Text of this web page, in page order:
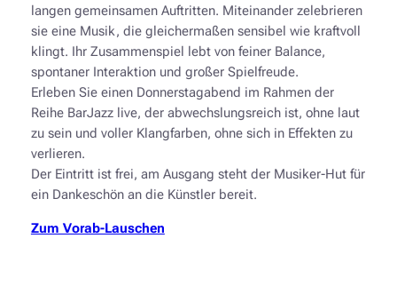
langen gemeinsamen Auftritten. Miteinander zelebrieren
sie eine Musik, die gleichermaßen sensibel wie kraftvoll
klingt. Ihr Zusammenspiel lebt von feiner Balance,
spontaner Interaktion und großer Spielfreude.
Erleben Sie einen Donnerstagabend im Rahmen der
Reihe BarJazz live, der abwechslungsreich ist, ohne laut
zu sein und voller Klangfarben, ohne sich in Effekten zu
verlieren.
Der Eintritt ist frei, am Ausgang steht der Musiker-Hut für
ein Dankeschön an die Künstler bereit.
Zum Vorab-Lauschen